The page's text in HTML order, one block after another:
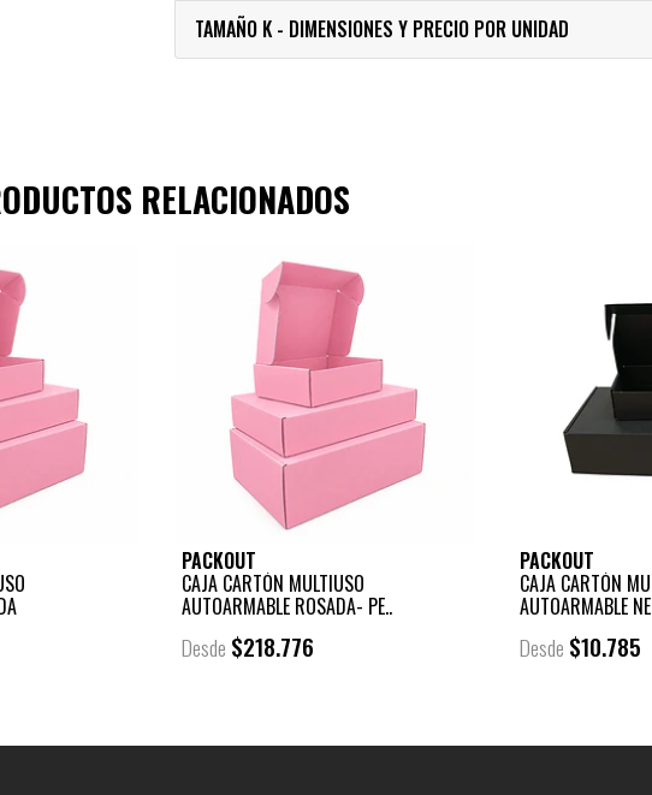
TAMAÑO K - DIMENSIONES Y PRECIO POR UNIDAD
RELACIONADOS
PACKOUT
CAJA CARTÓN MULTIUSO
AUTOARMABLE ROSADA- PE..
Desde $218.776
PACKOUT
CAJA CARTÓN
AUTOARMABLE
Desde $10.785